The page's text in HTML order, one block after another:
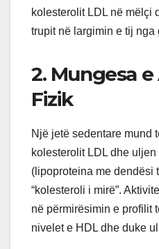
kolesterolit LDL në mëlçi
trupit në largimin e tij nga
2. Mungesa
Fizik
Një jetë sedentare mund
kolesterolit LDL dhe
(lipoproteina me dendësi
“kolesteroli i mirë”.
në përmirësimin e profilit
nivelet e HDL dhe duke